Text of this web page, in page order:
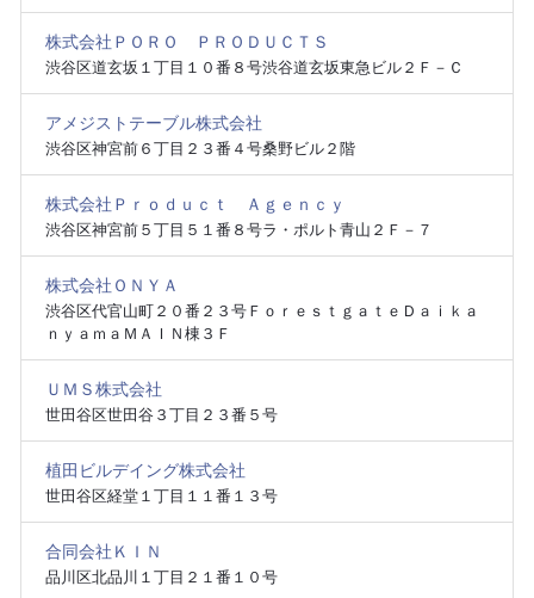
株式会社ＰＯＲＯ ＰＲＯＤＵＣＴＳ
渋谷区道玄坂１丁目１０番８号渋谷道玄坂東急ビル２Ｆ－Ｃ
アメジストテーブル株式会社
渋谷区神宮前６丁目２３番４号桑野ビル２階
株式会社Ｐｒｏｄｕｃｔ Ａｇｅｎｃｙ
渋谷区神宮前５丁目５１番８号ラ・ポルト青山２Ｆ－７
株式会社ＯＮＹＡ
渋谷区代官山町２０番２３号ＦｏｒｅｓｔｇａｔｅＤａｉｋａ
ｎｙａｍａＭＡＩＮ棟３Ｆ
ＵＭＳ株式会社
世田谷区世田谷３丁目２３番５号
植田ビルデイング株式会社
世田谷区経堂１丁目１１番１３号
合同会社ＫＩＮ
品川区北品川１丁目２１番１０号